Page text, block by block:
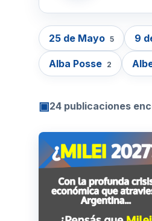
25 de Mayo 5 9
Alba Posse 2
▣24 publicaciones